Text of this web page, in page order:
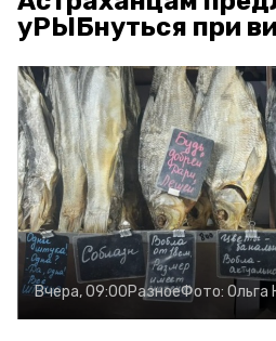
уРЫБнуться при
Вчера, 09:00РазноеФото: Ольга